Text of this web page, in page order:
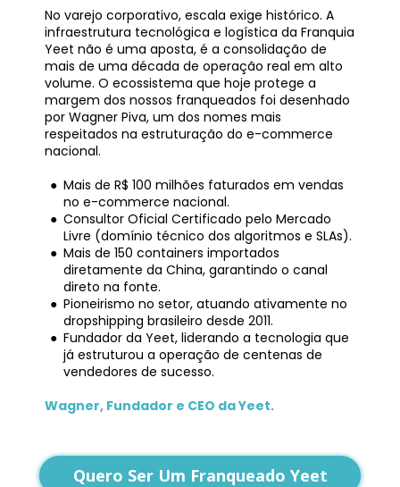
No varejo corporativo, escala exige histórico. A
infraestrutura tecnológica e logística da Franquia
Yeet não é uma aposta, é a consolidação de
mais de uma década de operação real em alto
volume. O ecossistema que hoje protege a
margem dos nossos franqueados foi desenhado
por Wagner Piva, um dos nomes mais
respeitados na estruturação do e-commerce
nacional.
Mais de R$ 100 milhões faturados em vendas
no e-commerce nacional.
Consultor Oficial Certificado pelo Mercado
Livre (domínio técnico dos algoritmos e SLAs).
Mais de 150 containers importados
diretamente da China, garantindo o canal
direto na fonte.
Pioneirismo no setor, atuando ativamente no
dropshipping brasileiro desde 2011.
Fundador da Yeet, liderando a tecnologia que
já estruturou a operação de centenas de
vendedores de sucesso.
Wagner, Fundador e CEO da Yeet.
Quero Ser Um Franqueado Yeet